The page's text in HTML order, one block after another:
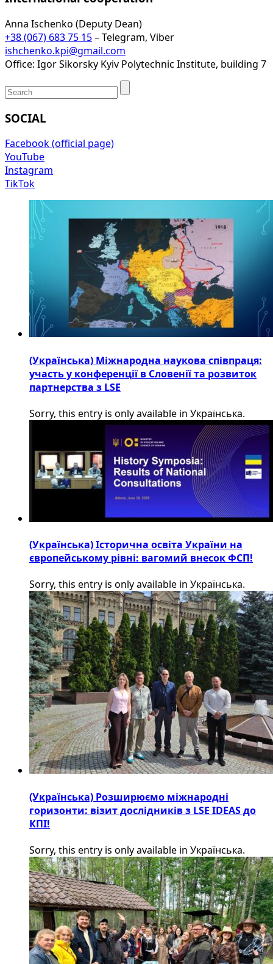
Anna Ischenko (Deputy Dean)
+38 (067) 683 75 15– Telegram, Viber
ishchenko.kpi@gmail.com
Office: Igor Sikorsky Kyiv Polytechnic Institute, building 7
SOCIAL
Facebook (official page)
YouTube
Instagram
TikTok
(Українська) Міжнародна наукова співпраця:
участь у конференції в Словенії та розвиток
партнерства з LSE
Sorry, this entry is only available in Українська.
(Українська) Історична освіта України на
європейському рівні: вагомий внесок ФСП!
Sorry, this entry is only available in Українська.
(Українська) Розширюємо міжнародні
горизонти: візит дослідників з LSE IDEAS до
КПІ!
Sorry, this entry is only available in Українська.